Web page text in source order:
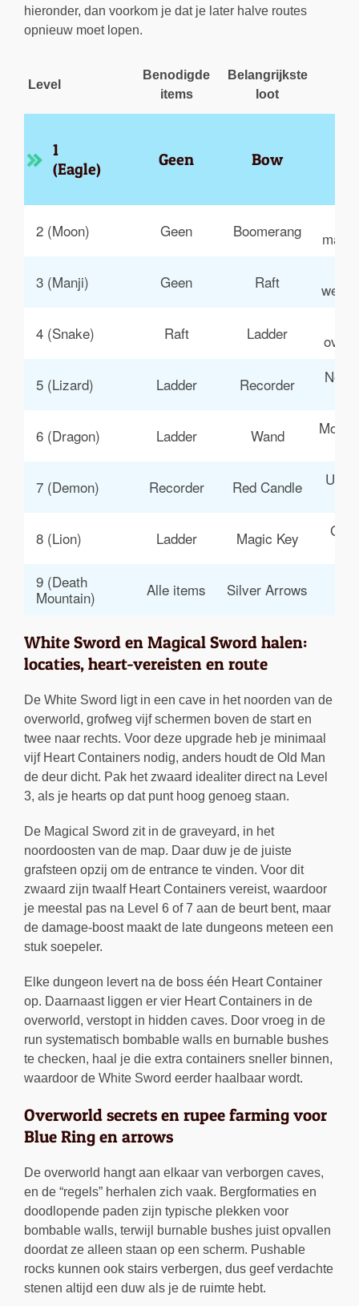
hieronder, dan voorkom je dat je later halve routes
opnieuw moet lopen.
Level
Benodigde
items
Belangrijkste
loot
1
(Eagle)
Geen Bow
2 (Moon) Geen Boomerang
3 (Manji) Geen Raft
4 (Snake) Raft Ladder
5 (Lizard) Ladder Recorder
6 (Dragon) Ladder Wand
7 (Demon) Recorder Red Candle
8 (Lion) Ladder Magic Key
9 (Death
Mountain)
Alle items Silver Arrows
White Sword en Magical Sword halen:
locaties, heart-vereisten en route
De White Sword ligt in een cave in het noorden van de
overworld, grofweg vijf schermen boven de start en
twee naar rechts. Voor deze upgrade heb je minimaal
vijf Heart Containers nodig, anders houdt de Old Man
de deur dicht. Pak het zwaard idealiter direct na Level
3, als je hearts op dat punt hoog genoeg staan.
De Magical Sword zit in de graveyard, in het
noordoosten van de map. Daar duw je de juiste
grafsteen opzij om de entrance te vinden. Voor dit
zwaard zijn twaalf Heart Containers vereist, waardoor
je meestal pas na Level 6 of 7 aan de beurt bent, maar
de damage-boost maakt de late dungeons meteen een
stuk soepeler.
Elke dungeon levert na de boss één Heart Container
op. Daarnaast liggen er vier Heart Containers in de
overworld, verstopt in hidden caves. Door vroeg in de
run systematisch bombable walls en burnable bushes
te checken, haal je die extra containers sneller binnen,
waardoor de White Sword eerder haalbaar wordt.
Overworld secrets en rupee farming voor
Blue Ring en arrows
De overworld hangt aan elkaar van verborgen caves,
en de “regels” herhalen zich vaak. Bergformaties en
doodlopende paden zijn typische plekken voor
bombable walls, terwijl burnable bushes juist opvallen
doordat ze alleen staan op een scherm. Pushable
rocks kunnen ook stairs verbergen, dus geef verdachte
stenen altijd een duw als je de ruimte hebt.